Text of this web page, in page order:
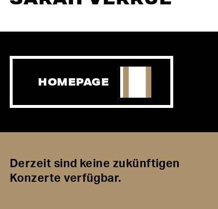
HOMEPAGE
Derzeit sind keine zukünftigen
Konzerte verfügbar.